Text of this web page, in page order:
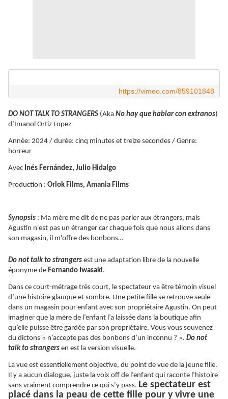
https://vimeo.com/859101848
DO NOT TALK TO STRANGERS (Aka No hay que hablar con extranos)
d’Imanol Ortiz Lopez
Année: 2024 / durée: cinq minutes et treize secondes / Genre:
horreur
Avec Inés Fernández, Julio Hidalgo
Production : Orlok Films, Amania Films
Synopsis : Ma mère me dit de ne pas parler aux étrangers, mais
Agustín n'est pas un étranger car chaque fois que nous allons dans
son magasin, il m'offre des bonbons…
Do not talk to strangers est une adaptation libre de la nouvelle
éponyme de Fernando Iwasaki.
Dans ce court-métrage très court, le spectateur va être témoin visuel
d’une histoire glauque et sombre. Une petite fille se retrouve seule
dans un magasin pour enfant avec son propriétaire Agustin. On peut
imaginer que la mère de l’enfant l’a laissée dans la boutique afin
qu’elle puisse être gardée par son propriétaire. Vous vous souvenez
du dictons « n’accepte pas des bonbons d’un inconnu ? ». Do not
talk to strangers en est la version visuelle.
La vue est essentiellement objective, du point de vue de la jeune fille.
Il y a aucun dialogue, juste la voix off de l’enfant qui raconte l’histoire
sans vraiment comprendre ce qui s’y pass. Le spectateur est
placé dans la peau de cette fille pour y vivre une